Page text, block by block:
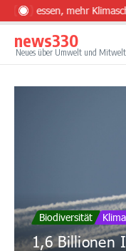
Zum Inhalt springen
essen, mehr
news330
Neues über Umwelt und Mitwelt
Biodiversität Klima
1,6 Billionen